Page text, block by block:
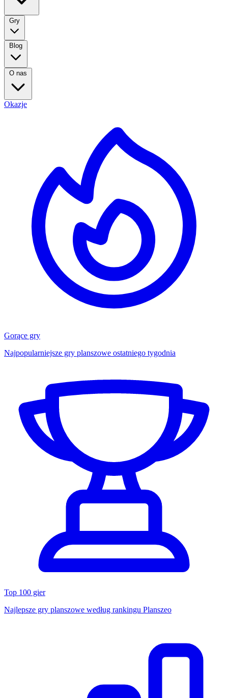
Gry
Blog
O nas
Okazje
Gorące gry
Najpopularniejsze gry planszowe ostatniego tygodnia
Top 100 gier
Najlepsze gry planszowe według rankingu Planszeo